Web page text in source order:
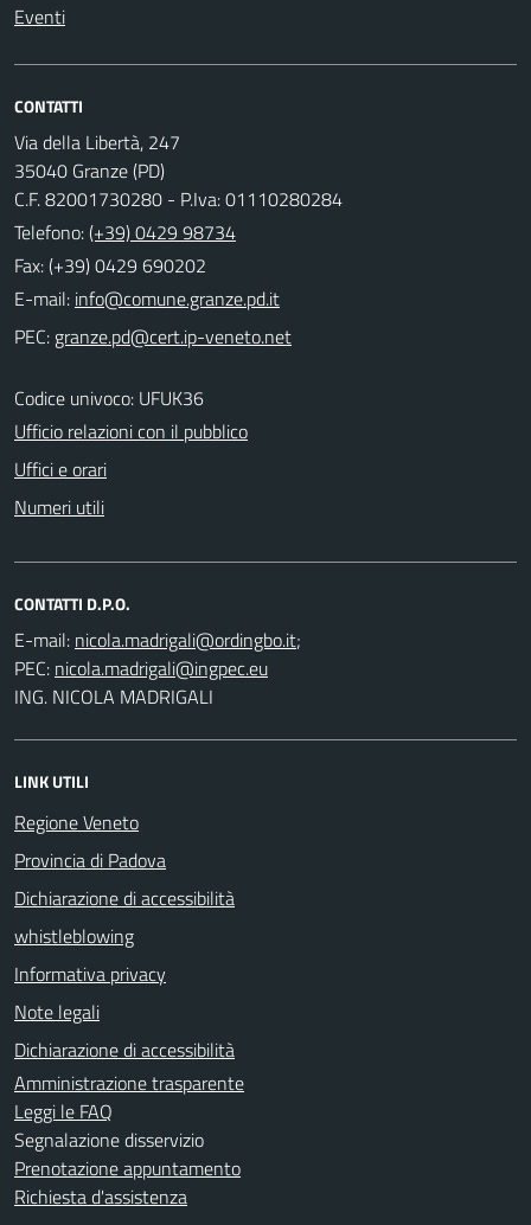
Eventi
CONTATTI
Via della Libertà, 247
35040 Granze (PD)
C.F. 82001730280 - P.Iva: 01110280284
Telefono:(+39) 0429 98734
Fax: (+39) 0429 690202
E-mail:
PEC:
Codice univoco: UFUK36
Ufficio relazioni con il pubblico
Uffici e orari
Numeri utili
CONTATTI D.P.O.
E-mail:
;
PEC:
ING. NICOLA MADRIGALI
LINK UTILI
Regione Veneto
Provincia di Padova
Dichiarazione di accessibilità
whistleblowing
Informativa privacy
Note legali
Dichiarazione di accessibilità
Amministrazione trasparente
Leggi le FAQ
Segnalazione disservizio
Prenotazione appuntamento
Richiesta d'assistenza